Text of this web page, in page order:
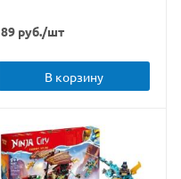
89руб./шт
В корзину